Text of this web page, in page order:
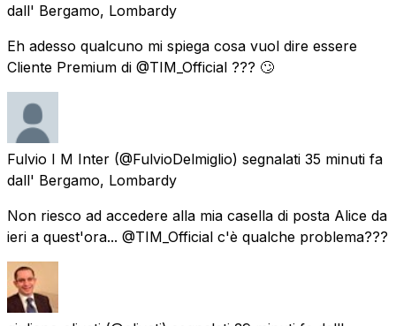
dall' Bergamo, Lombardy
Eh adesso qualcuno mi spiega cosa vuol dire essere
Cliente Premium di @TIM_Official ??? 🙄
Fulvio I M Inter (@FulvioDelmiglio) segnalati 35 minuti fa
dall' Bergamo, Lombardy
Non riesco ad accedere alla mia casella di posta Alice da
ieri a quest'ora... @TIM_Official c'è qualche problema???